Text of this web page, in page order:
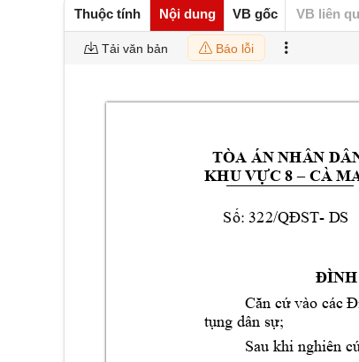
Thuộc tính Nội dung VB gốc VB liên
Tải văn bản Báo lỗi
TÒA ÁN NHÂN
KHU VỰC 8 – CÀ
Số: 322/QĐST- DS
Căn cứ vào các Đ
tụng dân sự;
Sau khi nghiên